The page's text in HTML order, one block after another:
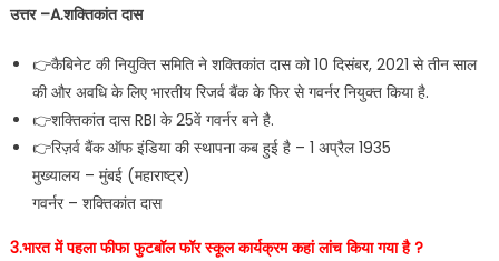
उत्तर –A.शक्तिकांत दास
👉कैबिनेट की नियुक्ति समिति ने शक्तिकांत दास को 10 दिसंबर, 2021 से तीन साल
की और अवधि के लिए भारतीय रिजर्व बैंक के फिर से गवर्नर नियुक्त किया है.
👉शक्तिकांत दास RBI के 25वें गवर्नर बने है.
👉रिज़र्व बैंक ऑफ इंडिया की स्थापना कब हुई है – 1 अप्रैल 1935
मुख्यालय – मुंबई (महाराष्ट्र)
गवर्नर – शक्तिकांत दास
3.भारत में पहला फीफा फुटबॉल फॉर स्कूल कार्यक्रम कहां लांच किया गया है ?